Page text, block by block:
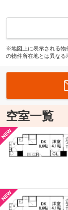
※地図上に表示される物
の物件所在地とは異なる
空室一覧